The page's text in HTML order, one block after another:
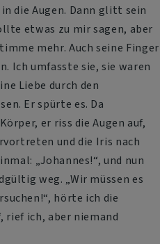
die Augen. Dann glitt sein
etwas zu mir sagen, aber
mehr. Auch seine Finger
Ich umfasste sie, sie waren
Liebe durch den
Er spürte es. Da
er riss die Augen auf,
und die Iris nach
„Johannes!“, und nun
weg. „Wir müssen es
hörte ich die
rief ich, aber niemand